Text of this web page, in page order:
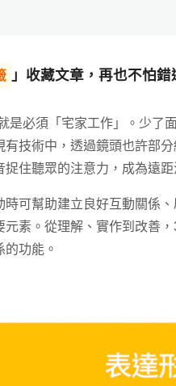
」收藏文章，再也不怕錯
必須「宅家工作」。少了
技術中，透過鏡頭也許部
住聽眾的注意力，成為遠距
可幫助建立良好互動關係
素。從理解、實作到改善
功能。